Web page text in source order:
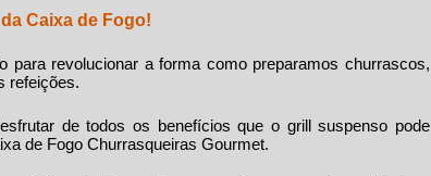
da Caixa de Fogo!
para revolucionar a forma como preparamos churrascos,
refeições.
de todos os benefícios que o grill suspenso pode
de Fogo Churrasqueiras Gourmet.